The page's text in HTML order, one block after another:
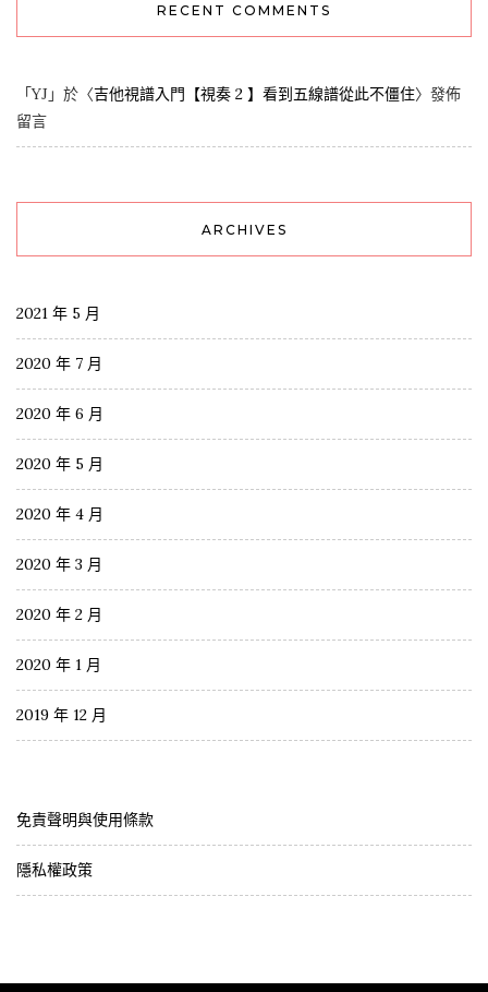
RECENT COMMENTS
「YJ 」於〈吉他視譜入門【視奏 2 】看到五線譜從此不僵住〉發佈
留言
ARCHIVES
2021 年 5 月
2020 年 7 月
2020 年 6 月
2020 年 5 月
2020 年 4 月
2020 年 3 月
2020 年 2 月
2020 年 1 月
2019 年 12 月
免責聲明與使用條款
隱私權政策